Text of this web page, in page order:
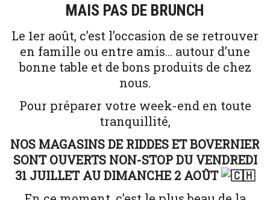
MAIS PAS DE BRUNCH
Le 1er août, c’est l’occasion de se retrouver
en famille ou entre amis… autour d’une
bonne table et de bons produits de chez
nous.
Pour préparer votre week-end en toute
tranquillité,
NOS MAGASINS DE RIDDES ET BOVERNIER
SONT OUVERTS NON-STOP DU VENDREDI
31 JUILLET AU DIMANCHE 2 AOÛT